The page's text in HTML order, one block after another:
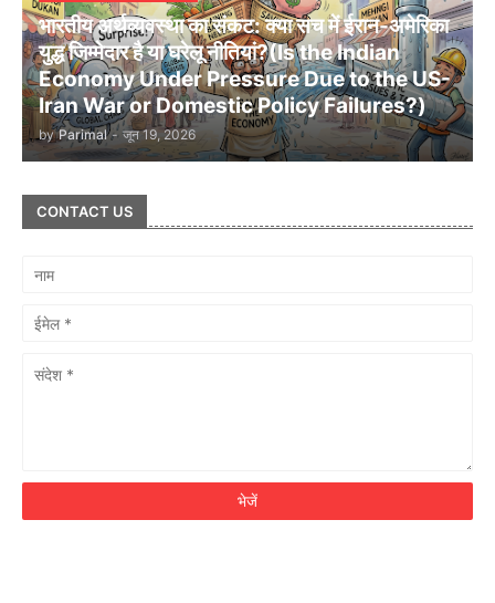
भारतीय अर्थव्यवस्था का संकट: क्या सच में ईरान-अमेरिका
युद्ध जिम्मेदार है या घरेलू नीतियां?(Is the Indian
Economy Under Pressure Due to the US-
Iran War or Domestic Policy Failures?)
by Parimal - जून 19, 2026
CONTACT US